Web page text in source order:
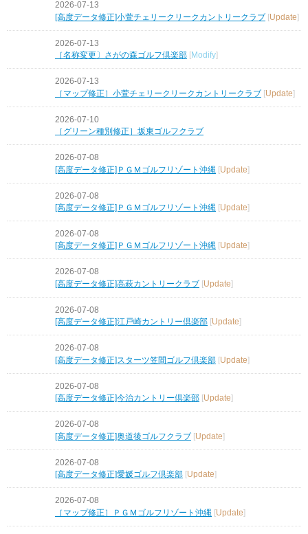
2026-07-13
[高度データ修正]小萱チェリークリークカントリークラブ [Update]
2026-07-13
［名称変更〕さがの森ゴルフ倶楽部
Modify
2026-07-13
［マップ修正］小萱チェリークリークカントリークラブ [Update]
2026-07-10
［グリーン種別修正］坂東ゴルフクラブ
2026-07-08
[高度データ修正]ＰＧＭゴルフリゾート沖縄 [Update]
2026-07-08
[高度データ修正]ＰＧＭゴルフリゾート沖縄 [Update]
2026-07-08
[高度データ修正]ＰＧＭゴルフリゾート沖縄 Update
2026-07-08
[高度データ修正]高萩カントリークラブ [Update]
2026-07-08
[高度データ修正]江戸崎カントリー倶楽部 Update
2026-07-08
[高度データ修正]スターツ笠間ゴルフ倶楽部 [Update]
2026-07-08
[高度データ修正]今治カントリー倶楽部 Update
2026-07-08
[高度データ修正]奥道後ゴルフクラブ [Update]
2026-07-08
[高度データ修正]愛媛ゴルフ倶楽部 Update
2026-07-08
［マップ修正］ＰＧＭゴルフリゾート沖縄 [Update]